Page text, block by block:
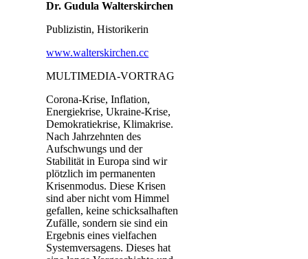
Dr. Gudula Walterskirchen
Publizistin, Historikerin
www.walterskirchen.cc
MULTIMEDIA-VORTRAG
Corona-Krise, Inflation,
Energiekrise, Ukraine-Krise,
Demokratiekrise, Klimakrise.
Nach Jahrzehnten des
Aufschwungs und der
Stabilität in Europa sind wir
plötzlich im permanenten
Krisenmodus. Diese Krisen
sind aber nicht vom Himmel
gefallen, keine schicksalhaften
Zufälle, sondern sie sind ein
Ergebnis eines vielfachen
Systemversagens. Dieses hat